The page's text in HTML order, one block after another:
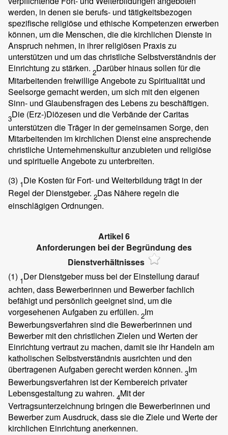
werden, in denen sie berufs- und tätigkeitsbezogen
spezifische religiöse und ethische Kompetenzen erwerben
können, um die Menschen, die die kirchlichen Dienste in
Anspruch nehmen, in ihrer religiösen Praxis zu
unterstützen und um das christliche Selbstverständnis der
Einrichtung zu stärken. 2Darüber hinaus sollen für die
Mitarbeitenden freiwillige Angebote zu Spiritualität und
Seelsorge gemacht werden, um sich mit den eigenen
Sinn- und Glaubensfragen des Lebens zu beschäftigen.
3Die (Erz-)Diözesen und die Verbände der Caritas
unterstützen die Träger in der gemeinsamen Sorge, den
Mitarbeitenden im kirchlichen Dienst eine ansprechende
christliche Unternehmenskultur anzubieten und religiöse
und spirituelle Angebote zu unterbreiten.
(3) 1Die Kosten für Fort- und Weiterbildung trägt in der
Regel der Dienstgeber. 2Das Nähere regeln die
einschlägigen Ordnungen.
Artikel 6
Anforderungen bei der Begründung des
Dienstverhältnisses
(1) 1Der Dienstgeber muss bei der Einstellung darauf
achten, dass Bewerberinnen und Bewerber fachlich
befähigt und persönlich geeignet sind, um die
vorgesehenen Aufgaben zu erfüllen. 2Im
Bewerbungsverfahren sind die Bewerberinnen und
Bewerber mit den christlichen Zielen und Werten der
Einrichtung vertraut zu machen, damit sie ihr Handeln am
katholischen Selbstverständnis ausrichten und den
übertragenen Aufgaben gerecht werden können. 3Im
Bewerbungsverfahren ist der Kernbereich privater
Lebensgestaltung zu wahren. 4Mit der
Vertragsunterzeichnung bringen die Bewerberinnen und
Bewerber zum Ausdruck, dass sie die Ziele und Werte der
kirchlichen Einrichtung anerkennen.